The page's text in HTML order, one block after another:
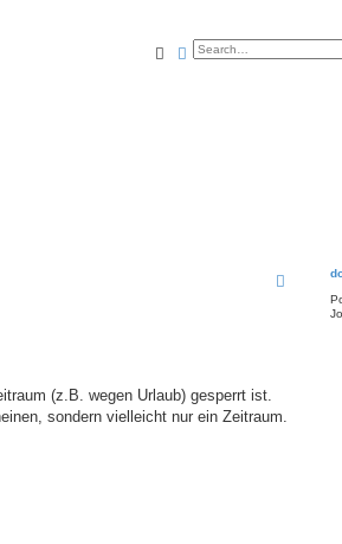
SearchAdvanced search
(z.B. wegen Urlaub) gesperrt ist.
sondern vielleicht nur ein Zeitraum.